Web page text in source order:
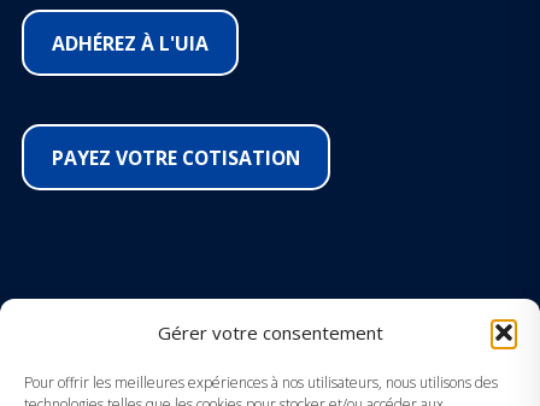
Gérer votre consentement
Pour offrir les meilleures expériences à nos utilisateurs, nous utilisons des
ADHÉREZ À L'UIA
PAYEZ VOTRE COTISATION